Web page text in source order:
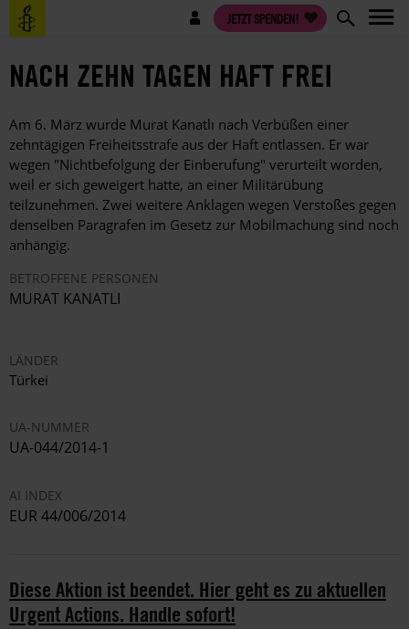
Direkt
zum
Benutzermenü JETZT SPENDEN!
NACH ZEHN TAGEN HAFT FREI
Am 6. März wurde Murat Kanatlı nach Verbüßen einer
zehntägigen Freiheitsstrafe aus der Haft entlassen. Er war
wegen "Nichtbefolgung der Einberufung" verurteilt worden,
weil er sich geweigert hatte, an einer Militärübung
teilzunehmen. Zwei weitere Anklagen wegen Verstoßes gegen
denselben Paragrafen im Gesetz zur Mobilmachung sind noch
anhängig.
BETROFFENE PERSONEN
MURAT KANATLI
LÄNDER
Türkei
UA-NUMMER
UA-044/2014-1
AI INDEX
EUR 44/006/2014
Diese Aktion ist beendet. Hier geht es zu aktuellen
Urgent Actions. Handle sofort!